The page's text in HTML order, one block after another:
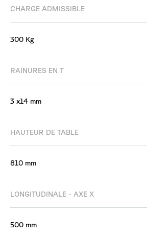
CHARGE ADMISSIBLE
300 Kg
RAINURES EN T
3 x14 mm
HAUTEUR DE TABLE
810 mm
LONGITUDINALE - AXE X
500 mm